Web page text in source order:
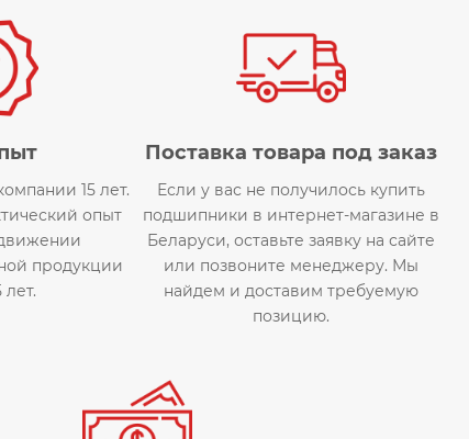
15 лет.
опыт
продукции
лет.
Поставка товара под заказ
Если у вас не получилось купить
подшипники в интернет-магазине в
Беларуси, оставьте заявку на сайте
или позвоните менеджеру. Мы
найдем и доставим требуемую
позицию.